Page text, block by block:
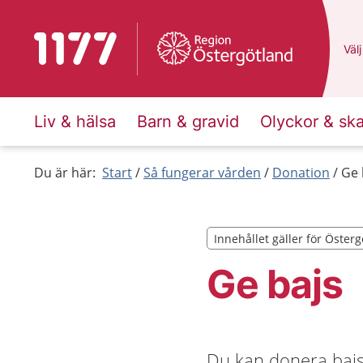
Till startsidan för 1177 Du
Välj
Liv & hälsa Barn & gravid Olyckor &
Du är här: Start Så fungerar vården Donation Ge
Ge bajs
Innehållet gäller för
Innehållet gäller för